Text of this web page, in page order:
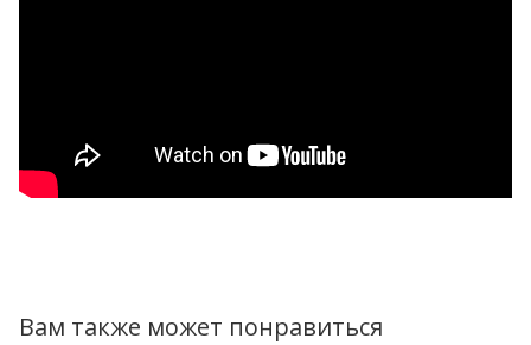
Вам также может понравиться